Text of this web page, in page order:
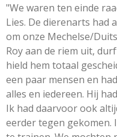
"We waren ten einde
Lies. De dierenarts had
om onze Mechelse/
Roy aan de riem uit,
hield hem totaal
een paar mensen en
alles en iedereen. Hij
Ik had daarvoor ook
eerder tegen gekomen.